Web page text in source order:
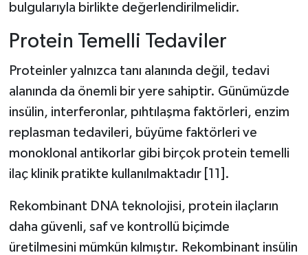
bulgularıyla birlikte değerlendirilmelidir.
Protein Temelli Tedaviler
Proteinler yalnızca tanı alanında değil, tedavi
alanında da önemli bir yere sahiptir. Günümüzde
insülin, interferonlar, pıhtılaşma faktörleri, enzim
replasman tedavileri, büyüme faktörleri ve
monoklonal antikorlar gibi birçok protein temelli
ilaç klinik pratikte kullanılmaktadır [11].
Rekombinant DNA teknolojisi, protein ilaçların
daha güvenli, saf ve kontrollü biçimde
üretilmesini mümkün kılmıştır. Rekombinant insülin